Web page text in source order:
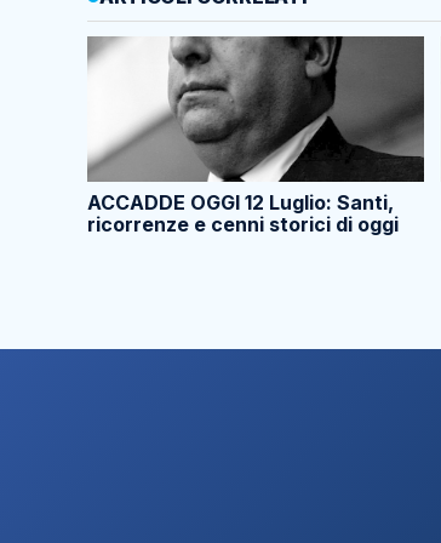
ACCADDE OGGI 12 Luglio: Santi,
ricorrenze e cenni storici di oggi